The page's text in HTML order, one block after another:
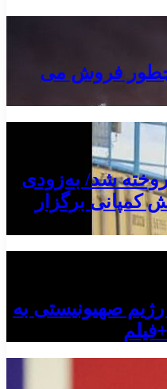
چطور فروش می
شد/ به‌زودی
کمپانی برگزار
حمله رژیم صهیونیستی به